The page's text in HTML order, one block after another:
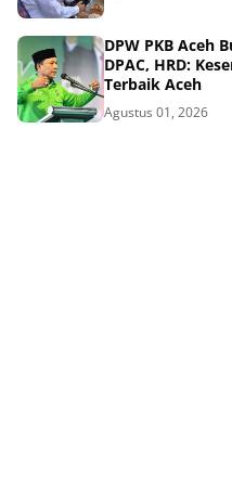
DPW PKB Aceh
DPAC, HRD:
Terbaik Aceh
Agustus 01, 2026